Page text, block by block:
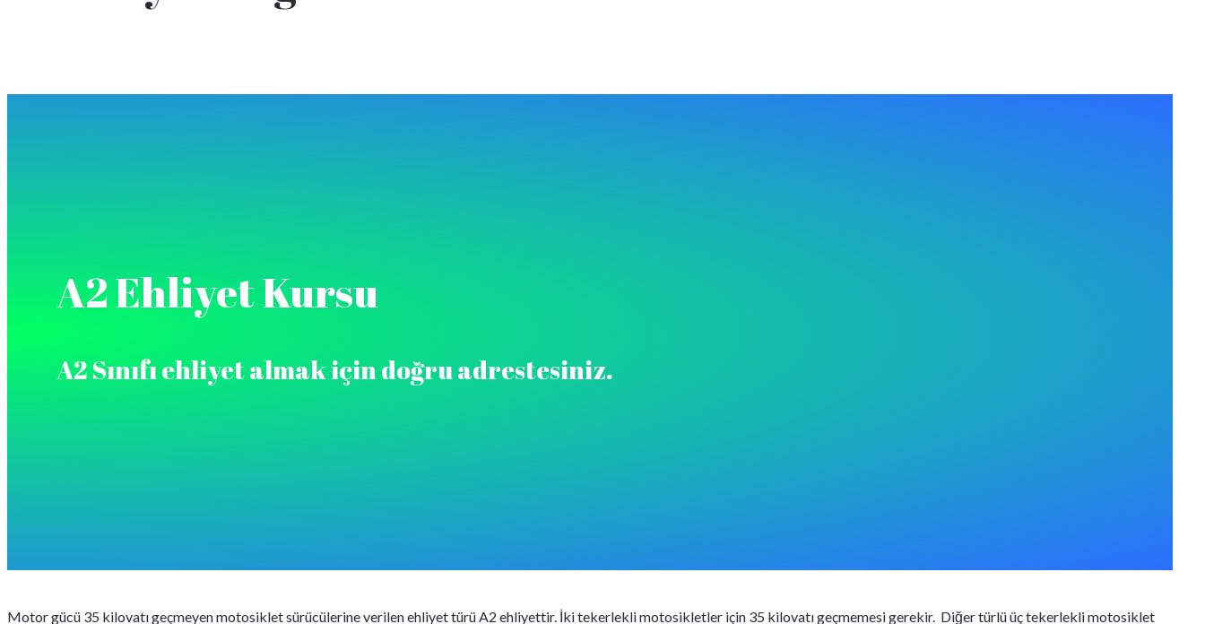
A2 Ehliyet Kursu
A2 Sınıfı ehliyet almak için doğru adrestesiniz.
Motor gücü 35 kilovatı geçmeyen motosiklet sürücülerine verilen ehliyet türü A2 ehliyettir. İki tekerlekli motosikletler için 35 kilovatı geçmemesi gerekir. Diğer türlü üç tekerlekli motosiklet